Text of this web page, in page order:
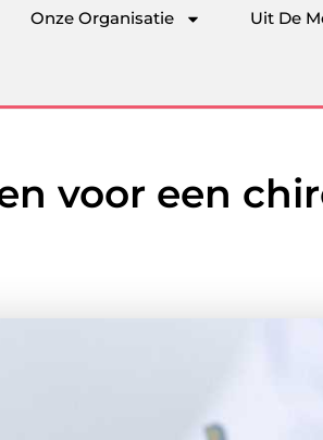
Onze Organisatie Uit De
voor een